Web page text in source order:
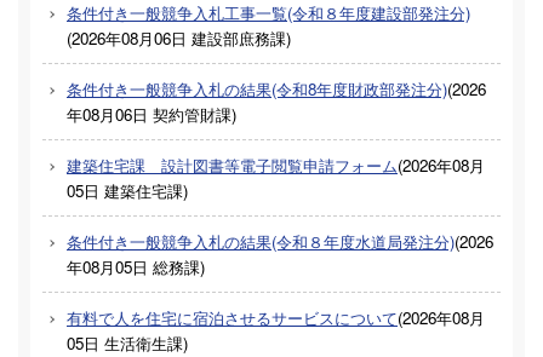
条件付き一般競争入札工事一覧(令和８年度建設部発注分)
(2026年08月06日 建設部庶務課)
条件付き一般競争入札の結果(令和8年度財政部発注分)(2026
年08月06日 契約管財課)
建築住宅課 設計図書等電子閲覧申請フォーム(2026年08月
05日 建築住宅課)
条件付き一般競争入札の結果(令和８年度水道局発注分)(2026
年08月05日 総務課)
有料で人を住宅に宿泊させるサービスについて(2026年08月
05日 生活衛生課)